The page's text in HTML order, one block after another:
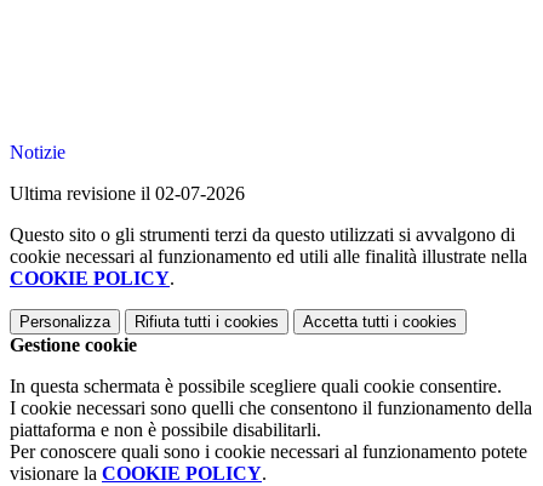
Notizie
Ultima revisione il 02-07-2026
Questo sito o gli strumenti terzi da questo utilizzati si avvalgono di
cookie necessari al funzionamento ed utili alle finalità illustrate nella
COOKIE POLICY.
Personalizza Rifiuta tutti i cookies Accetta tutti i cookies
Gestione cookie
In questa schermata è possibile scegliere quali cookie consentire.
I cookie necessari sono quelli che consentono il funzionamento della
piattaforma e non è possibile disabilitarli.
Per conoscere quali sono i cookie necessari al funzionamento potete
visionare la COOKIE POLICY.